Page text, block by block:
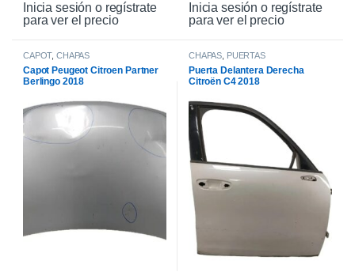
Inicia sesión o regístrate
para ver el precio
Inicia sesión o regístrate
para ver el precio
CAPOT,CHAPAS
Capot Peugeot Citroen Partner
Berlingo 2018
CHAPAS PUERTAS
Puerta Delantera Derecha
Citroën C4 2018